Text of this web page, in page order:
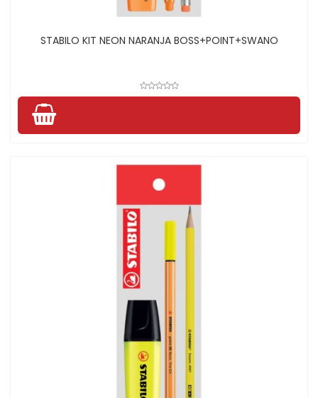
STABILO KIT NEON NARANJA BOSS+POINT+SWANO